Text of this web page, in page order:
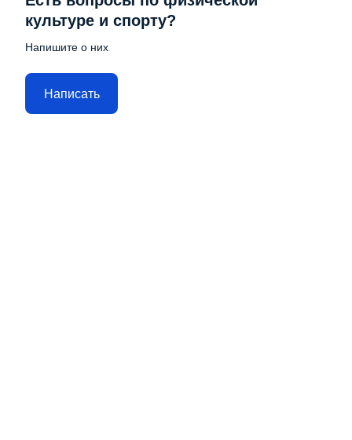
культуре и спорту?
Напишите о них
Написать